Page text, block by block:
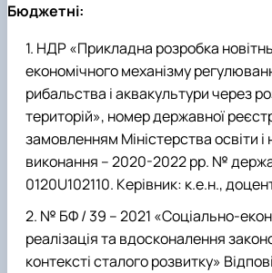
Бюджетні:
НДР «Прикладна розробка
економічного механізму
рибальства і аквакультури через
територій», номер державної
замовленням Міністерства освіти і
виконання – 2020-2022 рр. №
0120U102110. Керівник: к.е.н.,
№ БФ / 39 – 2021 «Соціально-
реалізація та вдосконалення
контексті сталого розвитку»